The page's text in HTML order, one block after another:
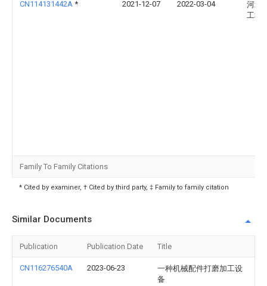
CN114131442A * 2021-12-07 2022-03-04
河北
工程
Family To Family Citations
* Cited by examiner, † Cited by third party, ‡ Family to family citation
Similar Documents
Publication Publication Date Title
CN116276540A 2023-06-23
一种机械配件打磨加工设
备